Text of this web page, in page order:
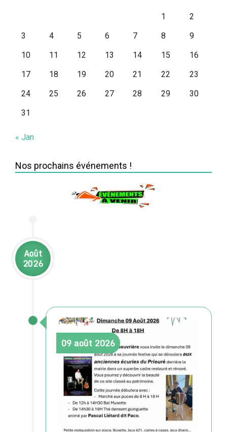
1
2
3
4 5 6 7 8
9
10
11 12 13 14 15
16
17
18 19 20 21 22
23
24
25 26 27 28 29
30
31
« Jan
Nos prochains événements !
Août
2026
09 août 2026